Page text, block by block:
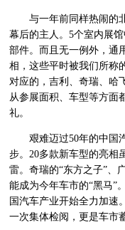
与一年前同样热闹的北
幕后的主人。5个室内展
部件。而且无一例外，通
相，这些平时被我们所称
对应的，吉利、奇瑞、哈
从参展面积、车型等方面
礼。
艰难迈过50年的中国汽
步。20多款新车型的亮相
雷。奇瑞的“东方之子”、
能成为今年车市的“黑马”
国汽车产业开始全力加速
一次集体检阅，更是车市